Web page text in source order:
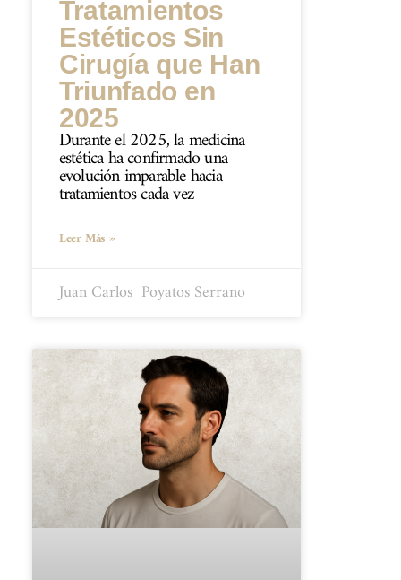
Tratamientos
Estéticos Sin
Cirugía que Han
Triunfado en
2025
Durante el 2025, la medicina
estética ha confirmado una
evolución imparable hacia
tratamientos cada vez
Leer Más »
Juan Carlos ​ Poyatos Serrano